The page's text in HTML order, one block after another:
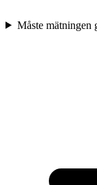
Måste mätningen